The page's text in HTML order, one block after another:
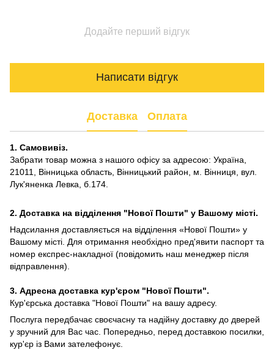
Додайте перший відгук
Написати відгук
Доставка Оплата
1. Самовивіз.
Забрати товар можна з нашого офісу за адресою: Україна,
21011, Вінницька область, Вінницький район, м. Вінниця, вул.
Лук'яненка Левка, б.174.
2. Доставка на відділення "Нової Пошти" у Вашому місті.
Надсилання доставляється на відділення «Нової Пошти» у
Вашому місті. Для отримання необхідно пред'явити паспорт та
номер експрес-накладної (повідомить наш менеджер після
відправлення).
3. Адресна доставка кур'єром "Нової Пошти".
Кур'єрська доставка "Нової Пошти" на вашу адресу.
Послуга передбачає своєчасну та надійну доставку до дверей
у зручний для Вас час. Попередньо, перед доставкою посилки,
кур'єр із Вами зателефонує.